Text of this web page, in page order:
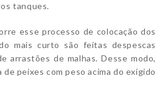
tanques.
esse processo de colocação dos
mais curto são feitas despescas
arrastões de malhas. Desse modo,
peixes com peso acima do exigido